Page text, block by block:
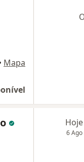
Mapa
Hoje
6 Ago